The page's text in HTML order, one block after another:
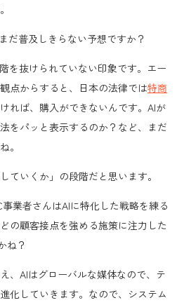
だ普及しきらない予想ですか？
を抜けられていない印象です。エー
点からすると、日本の法律では特商
れば、購入ができないんです。AIが
をパッと表示するのか？など、まだ
。
ていくか」の段階だと思います。
事業者さんはAIに特化した戦略を練る
の顧客接点を強める施策に注力した
ね？
、AIはグローバルな媒体なので、テ
化していきます。なので、システム